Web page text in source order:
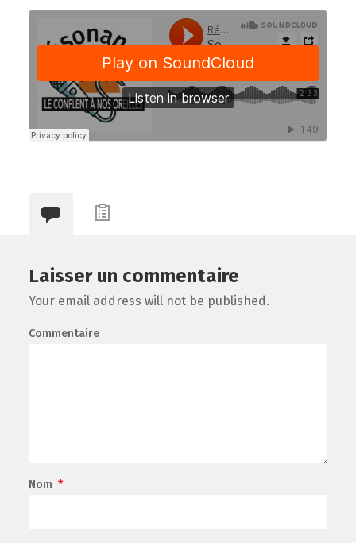
Laisser un commentaire
Your email address will not be published.
Commentaire
Nom *